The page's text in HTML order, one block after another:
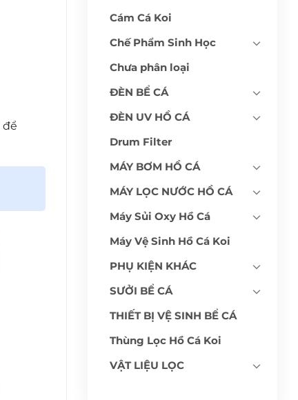
để
Cám Cá Koi
Chế Phẩm Sinh Học
Chưa phân loại
ĐÈN BỂ CÁ
ĐÈN UV HỒ CÁ
Drum Filter
MÁY BƠM HỒ CÁ
MÁY LỌC NƯỚC HỒ CÁ
Máy Sủi Oxy Hồ Cá
Máy Vệ Sinh Hồ Cá Koi
PHỤ KIỆN KHÁC
SƯỞI BỂ CÁ
THIẾT BỊ VỆ SINH BỂ CÁ
Thùng Lọc Hồ Cá Koi
VẬT LIỆU LỌC